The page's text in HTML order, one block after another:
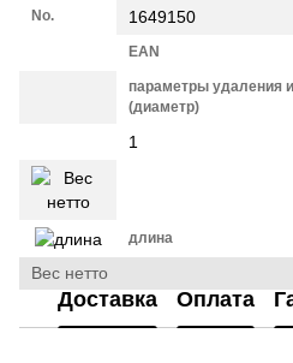
No. 1649150
EAN
параметры удаления
(диаметр)
1
длина
Вес нетто
Доставка Оплата